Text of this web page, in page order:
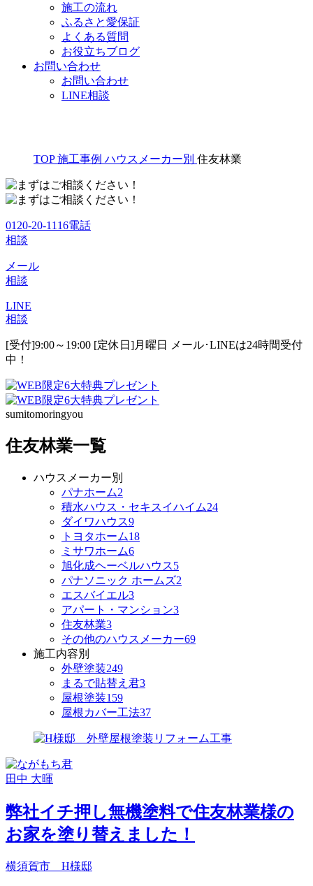
施工の流れ
ふるさと愛保証
よくある質問
お役立ちブログ
お問い合わせ
お問い合わせ
LINE相談
TOP 施工事例 ハウスメーカー別 住友林業
0120-20-1116電話
相談
メール
相談
LINE
相談
[受付]9:00～19:00 [定休日]月曜日
メール･LINEは24時間受付
中！
sumitomoringyou
住友林業一覧
ハウスメーカー別
パナホーム2
積水ハウス・セキスイハイム24
ダイワハウス9
トヨタホーム18
ミサワホーム6
旭化成ヘーベルハウス5
パナソニック ホームズ2
エスバイエル3
アパート・マンション3
住友林業3
その他のハウスメーカー69
施工内容別
外壁塗装249
まるで貼替え君3
屋根塗装159
屋根カバー工法37
田中 大暉
弊社イチ押し無機塗料で住友林業様の
お家を塗り替えました！
横須賀市 H様邸